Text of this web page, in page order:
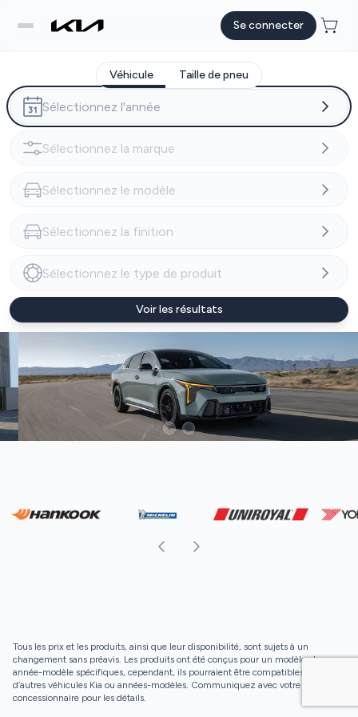
Se connecter
Véhicule Taille de pneu
Voir les résultats
Tous les prix et les produits, ainsi que leur disponibilité, sont sujets à un
changement sans préavis. Les produits ont été conçus pour un modèle et une
année-modèle spécifiques, cependant, ils pourraient être compatibles avec
d’autres véhicules Kia ou années-modèles. Communiquez avec votre
concessionnaire pour les détails.